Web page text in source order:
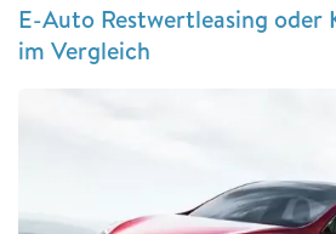
E-Auto Restwertleasing oder
im Vergleich